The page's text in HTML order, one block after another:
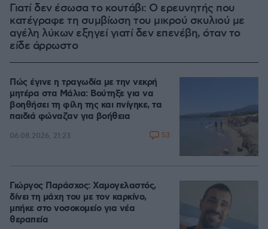
Γιατί δεν έσωσα το κουτάβι: Ο ερευνητής που
κατέγραφε τη συμβίωση του μικρού σκυλιού με
αγέλη λύκων εξηγεί γιατί δεν επενέβη, όταν το
είδε άρρωστο
Πώς έγινε η τραγωδία με την νεκρή
μητέρα στα Μάλια: Βούτηξε για να
βοηθήσει τη φίλη της και πνίγηκε, τα
παιδιά φώναζαν για βοήθεια
06.08.2026, 21:23 53
Γιώργος Παράσχος: Χαμογελαστός,
δίνει τη μάχη του με τον καρκίνο,
μπήκε στο νοσοκομείο για νέα
θεραπεία